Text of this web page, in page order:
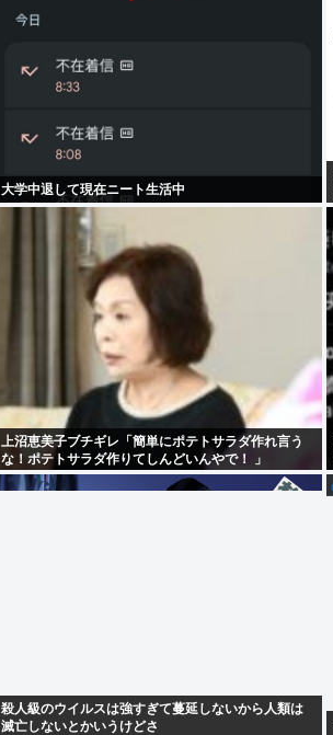
大学中退して現在ニート生活中
上沼恵美子ブチギレ「簡単にポテトサラダ作れ言う
な！ポテトサラダ作りてしんどいんやで！ 」
殺人級のウイルスは強すぎて蔓延しないから人類は
滅亡しないとかいうけどさ